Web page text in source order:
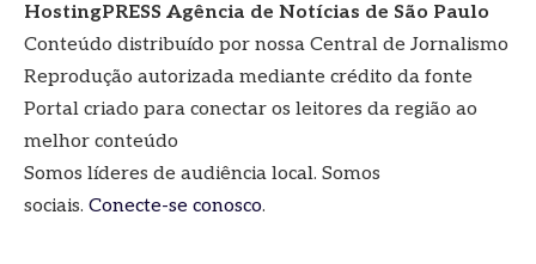
HostingPRESS Agência de Notícias de São Paulo
Conteúdo distribuído por nossa Central de Jornalismo
Reprodução autorizada mediante crédito da fonte
Portal criado para conectar os leitores da região ao
melhor conteúdo
Somos líderes de audiência local. Somos
sociais. Conecte-se conosco.